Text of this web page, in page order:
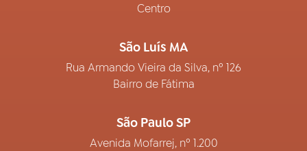
Centro
São Luís MA
Rua Armando Vieira da Silva, nº 126
Bairro de Fátima
São Paulo SP
Avenida Mofarrej, nº 1.200